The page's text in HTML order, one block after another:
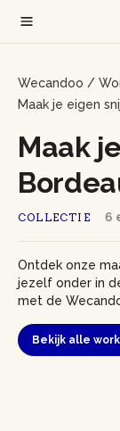
Wecandoo /
Maak je eigen
COLLECTIE 6
Maak
Ontdek onze
jezelf onder in
met de
Bekijk alle